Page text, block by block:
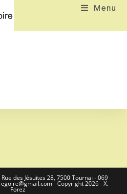
Menu
des Jésuites 28, 7500 Tournai - 069
- Copyright 2026 - X.
Forez